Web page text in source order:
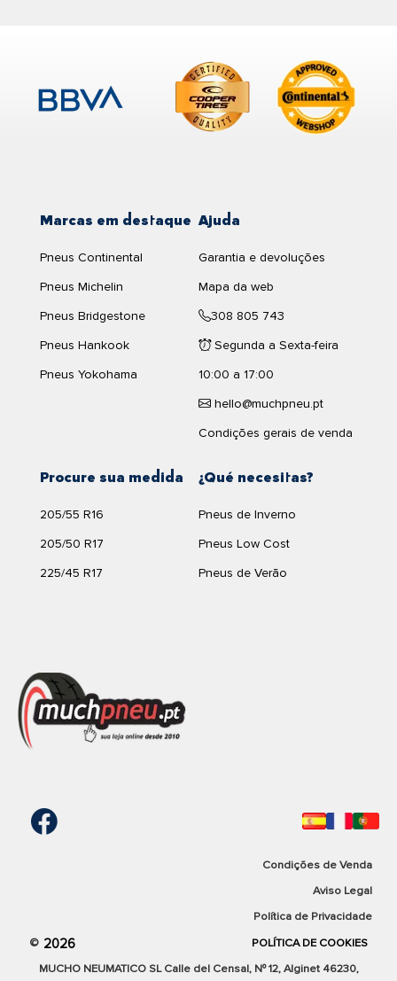
Marcas em destaque
Pneus Continental
Pneus Michelin
Pneus Bridgestone
Pneus Hankook
Pneus Yokohama
¿Qué necesitas?
Pneus de Inverno
Pneus Low Cost
Pneus de Verão
Procure sua medida
205/55 R16
205/50 R17
225/45 R17
Ajuda
Garantia e devoluções
Mapa da web
308 805 743
Segunda a Sexta-feira
10:00 a 17:00
hello@muchpneu.pt
Condições gerais de venda
Condições de Venda
Aviso Legal
Política de Privacidade
© 2026
POLÍTICA DE COOKIES
MUCHO NEUMATICO SL Calle del Censal, Nº 12, Alginet 46230,